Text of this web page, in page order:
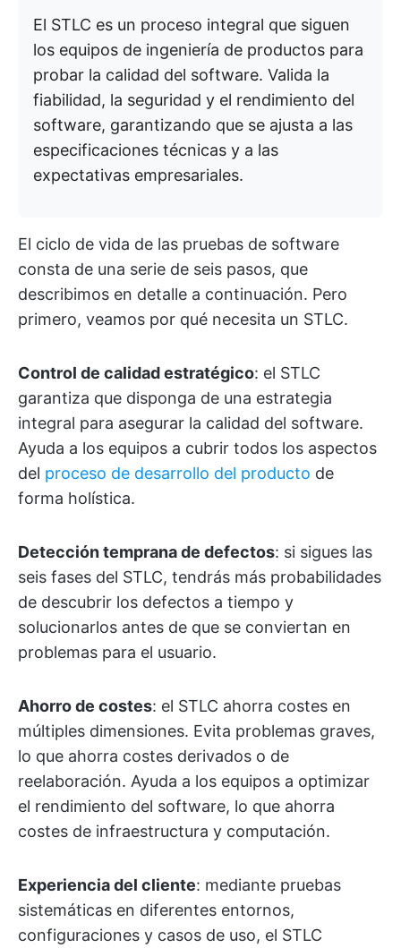
El STLC es un proceso integral que siguen
los equipos de ingeniería de productos para
probar la calidad del software. Valida la
fiabilidad, la seguridad y el rendimiento del
software, garantizando que se ajusta a las
especificaciones técnicas y a las
expectativas empresariales.
El ciclo de vida de las pruebas de software
consta de una serie de seis pasos, que
describimos en detalle a continuación. Pero
primero, veamos por qué necesita un STLC.
Control de calidad estratégico: el STLC
garantiza que disponga de una estrategia
integral para asegurar la calidad del software.
Ayuda a los equipos a cubrir todos los aspectos
del proceso de desarrollo del producto de
forma holística.
Detección temprana de defectos: si sigues las
seis fases del STLC, tendrás más probabilidades
de descubrir los defectos a tiempo y
solucionarlos antes de que se conviertan en
problemas para el usuario.
Ahorro de costes: el STLC ahorra costes en
múltiples dimensiones. Evita problemas graves,
lo que ahorra costes derivados o de
reelaboración. Ayuda a los equipos a optimizar
el rendimiento del software, lo que ahorra
costes de infraestructura y computación.
Experiencia del cliente: mediante pruebas
sistemáticas en diferentes entornos,
configuraciones y casos de uso, el STLC